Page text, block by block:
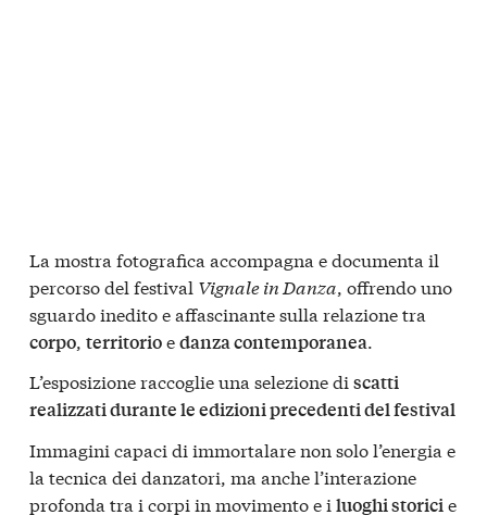
La mostra fotografica accompagna e documenta il
percorso del festival Vignale in Danza, offrendo uno
sguardo inedito e affascinante sulla relazione tra
corpo, territorioedanza contemporanea.
L’esposizione raccoglie una selezione di scatti
realizzati durante le edizioni precedenti del festival
Immagini capaci di immortalare non solo l’energia e
la tecnica dei danzatori, ma anche l’interazione
profonda tra i corpi in movimento e i luoghi storicie